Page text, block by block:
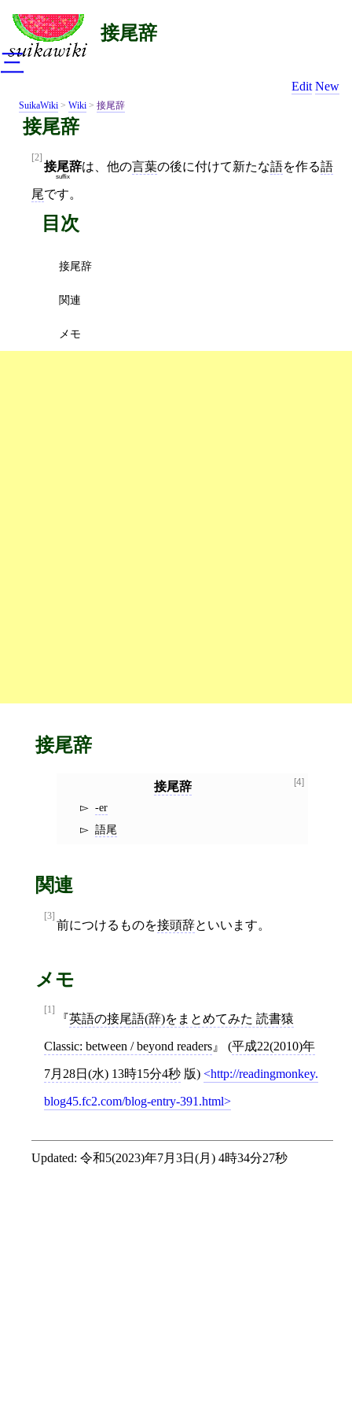
接尾辞
Edit New
SuikaWiki > Wiki > 接尾辞
接尾辞
[2]
接尾辞
suffix
は、他の言葉の後に付けて新たな語を作る語
尾です。
目次
接尾辞
関連
メモ
接尾辞
[4]
接尾辞
-er
語尾
関連
[3]
前につけるものを接頭辞といいます。
メモ
[1]
英語の接尾語(辞)をまとめてみた 読書猿
Classic: between / beyond readers (平成22(2010)年
7月28日(水) 13時15分4秒 版) http://readingmonkey.
blog45.fc2.com/blog-entry-391.html
Updated: 令和5(2023)年7月3日(月) 4時34分27秒
三